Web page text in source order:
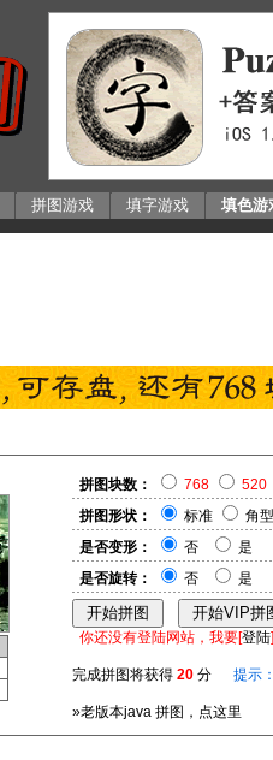
拼图游戏 填字游戏 填色游
拼图块数： 768
520
拼图形状：
标准
角型
是否变形：
否
是
是否旋转：
否 是
你还没有登陆网站，我要[登陆
完成拼图将获得 20 分 提示
»老版本java 拼图，点这里